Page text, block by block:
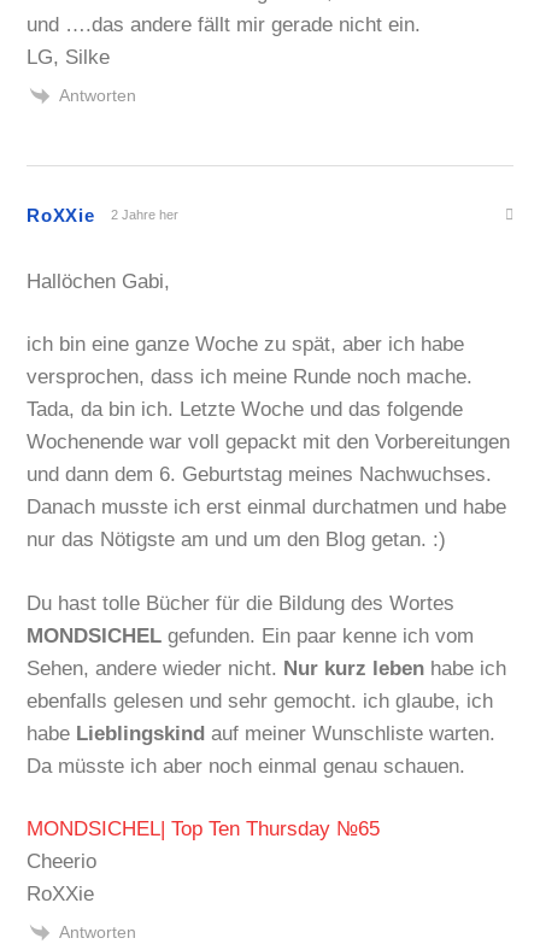
und ….das andere fällt mir gerade nicht ein.
LG, Silke
Antworten
RoXXie 2 Jahre her
Hallöchen Gabi,
ich bin eine ganze Woche zu spät, aber ich habe
versprochen, dass ich meine Runde noch mache.
Tada, da bin ich. Letzte Woche und das folgende
Wochenende war voll gepackt mit den Vorbereitungen
und dann dem 6. Geburtstag meines Nachwuchses.
Danach musste ich erst einmal durchatmen und habe
nur das Nötigste am und um den Blog getan. :)
Du hast tolle Bücher für die Bildung des Wortes
MONDSICHEL gefunden. Ein paar kenne ich vom
Sehen, andere wieder nicht. Nur kurz leben habe ich
ebenfalls gelesen und sehr gemocht. ich glaube, ich
habe Lieblingskind auf meiner Wunschliste warten.
Da müsste ich aber noch einmal genau schauen.
MONDSICHEL| Top Ten Thursday №65
Cheerio
RoXXie
Antworten